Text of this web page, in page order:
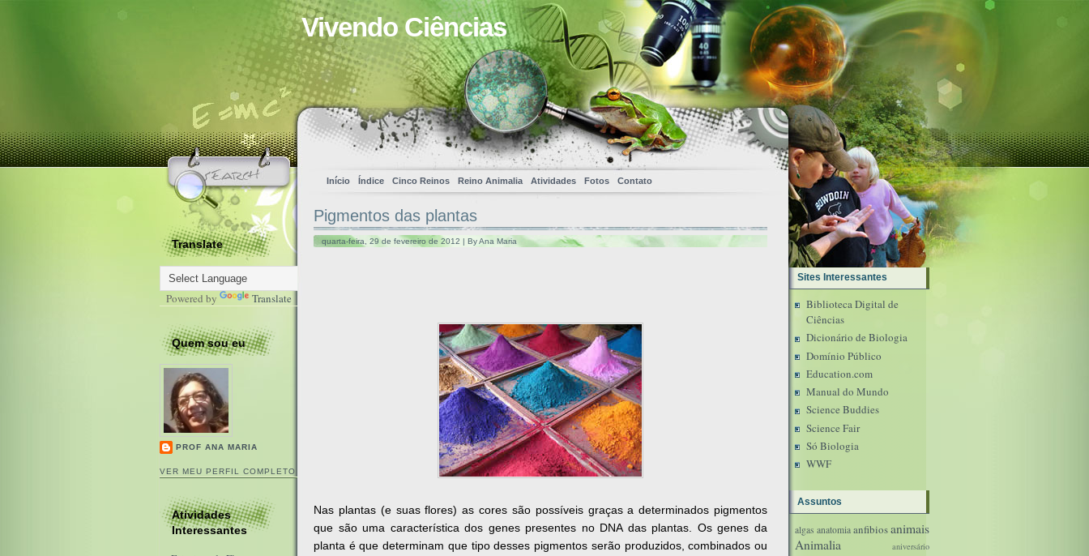
Vivendo Ciências
Início Índice Cinco Reinos Reino Animalia Atividades Fotos Contato
Translate
Powered by Translate
Quem sou eu
PROF ANA MARIA
VER MEU PERFIL COMPLETO
Atividades
Interessantes
Pigmentos das plantas
quarta-feira, 29 de fevereiro de 2012 | By Ana Maria
Nas plantas (e suas flores) as cores são possíveis graças a determinados pigmentos
que são uma característica dos genes presentes no DNA das plantas. Os genes da
planta é que determinam que tipo desses pigmentos serão produzidos, combinados ou
Sites Interessantes
Biblioteca Digital de
Ciências
Dicionário de Biologia
Domínio Público
Education.com
Manual do Mundo
Science Buddies
Science Fair
Só Biologia
WWF
Assuntos
algas anatomia anfibiosanimais
Animalia
aniversário